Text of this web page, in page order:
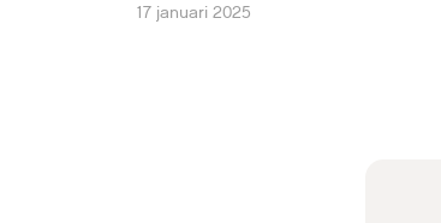
17 januari 2025